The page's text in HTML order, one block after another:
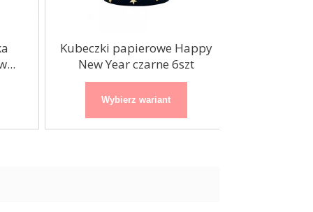
Kubeczki papierowe Happy
New Year czarne 6szt
Wybierz wariant